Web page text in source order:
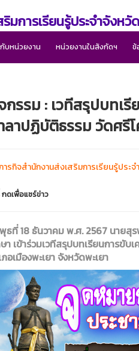
มการเรียนรู้ประจำจังหวั
บหน่วยงาน หน่วยงานในสังกัดฯ ข้
กรรม : เวทีสรุปบทเ
ลาปฏิบัติธรรม วัดศรีโ
ารกิจสำนักงานส่งเสริมการเรียนรู้ประจ
กดเพื่อแชร์ข่าว
ธที่ 18 ธันวาคม พ.ศ. 2567 นายสุ
า เข้าร่วมเวทีสรุปบทเรียนการขั
ภอเมืองพะเยา จังหวัดพะเยา